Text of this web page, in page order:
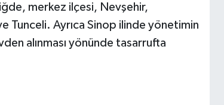
merkez ilçesi, Nevşehir,
Tunceli. Ayrıca Sinop ilinde yönetimin
alınması yönünde tasarrufta